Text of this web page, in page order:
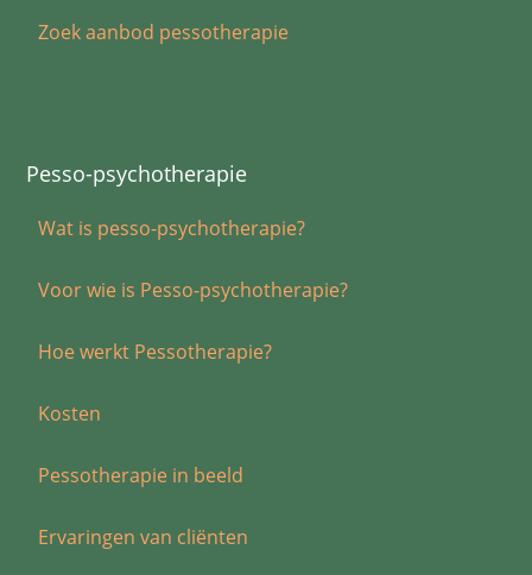
Zoek aanbod pessotherapie
Pesso-psychotherapie
Wat is pesso-psychotherapie?
Voor wie is Pesso-psychotherapie?
Hoe werkt Pessotherapie?
Kosten
Pessotherapie in beeld
Ervaringen van cliënten